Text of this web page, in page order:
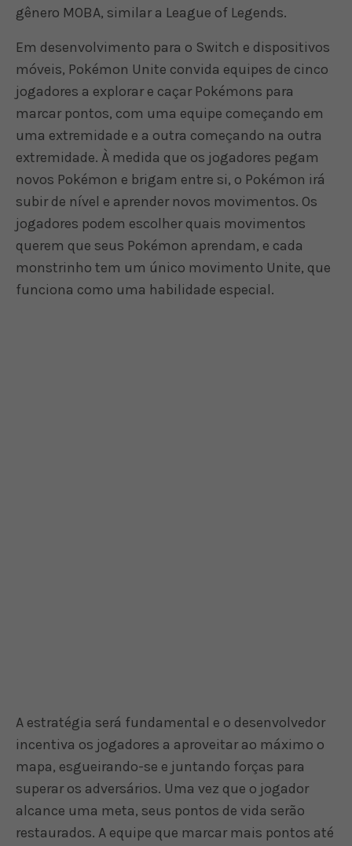
gênero MOBA, similar a League of Legends.
Em desenvolvimento para o Switch e dispositivos
móveis, Pokémon Unite convida equipes de cinco
jogadores a explorar e caçar Pokémons para
marcar pontos, com uma equipe começando em
uma extremidade e a outra começando na outra
extremidade. À medida que os jogadores pegam
novos Pokémon e brigam entre si, o Pokémon irá
subir de nível e aprender novos movimentos. Os
jogadores podem escolher quais movimentos
querem que seus Pokémon aprendam, e cada
monstrinho tem um único movimento Unite, que
funciona como uma habilidade especial.
A estratégia será fundamental e o desenvolvedor
incentiva os jogadores a aproveitar ao máximo o
mapa, esgueirando-se e juntando forças para
superar os adversários. Uma vez que o jogador
alcance uma meta, seus pontos de vida serão
restaurados. A equipe que marcar mais pontos até